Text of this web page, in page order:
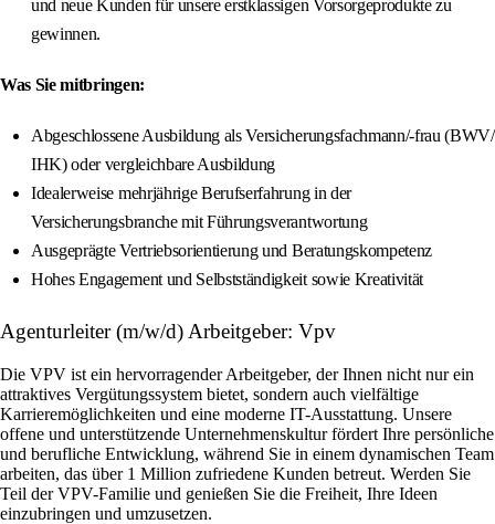
und neue Kunden für unsere erstklassigen Vorsorgeprodukte zu
gewinnen.
Was Sie mitbringen:
Abgeschlossene Ausbildung als Versicherungsfachmann/-frau (BWV/
IHK) oder vergleichbare Ausbildung
Idealerweise mehrjährige Berufserfahrung in der
Versicherungsbranche mit Führungsverantwortung
Ausgeprägte Vertriebsorientierung und Beratungskompetenz
Hohes Engagement und Selbstständigkeit sowie Kreativität
Agenturleiter (m/w/d) Arbeitgeber: Vpv
Die VPV ist ein hervorragender Arbeitgeber, der Ihnen nicht nur ein
attraktives Vergütungssystem bietet, sondern auch vielfältige
Karrieremöglichkeiten und eine moderne IT-Ausstattung. Unsere
offene und unterstützende Unternehmenskultur fördert Ihre persönliche
und berufliche Entwicklung, während Sie in einem dynamischen Team
arbeiten, das über 1 Million zufriedene Kunden betreut. Werden Sie
Teil der VPV-Familie und genießen Sie die Freiheit, Ihre Ideen
einzubringen und umzusetzen.